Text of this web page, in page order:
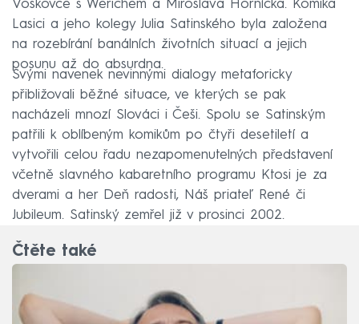
Voskovce s Werichem a Miroslava Horníčka. Komika
Lasici a jeho kolegy Julia Satinského byla založena
na rozebírání banálních životních situací a jejich
posunu až do absurdna.
Svými navenek nevinnými dialogy metaforicky
přibližovali běžné situace, ve kterých se pak
nacházeli mnozí Slováci i Češi. Spolu se Satinským
patřili k oblíbeným komikům po čtyři desetiletí a
vytvořili celou řadu nezapomenutelných představení
včetně slavného kabaretního programu Ktosi je za
dverami a her Deň radosti, Náš priateľ René či
Jubileum. Satinský zemřel již v prosinci 2002.
Čtěte také